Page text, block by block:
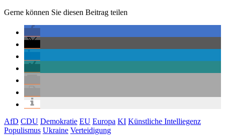
Gerne können Sie diesen Beitrag teilen
AfD CDU Demokratie EU Europa KI Künstliche Intelliegenz
Populismus Ukraine Verteidigung